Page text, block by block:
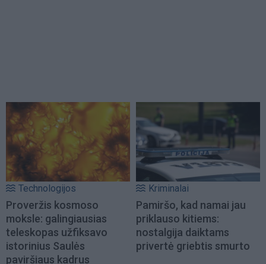
Technologijos
Proveržis kosmoso
moksle: galingiausias
teleskopas užfiksavo
istorinius Saulės
paviršiaus kadrus
Kriminalai
Pamiršo, kad namai jau
priklauso kitiems:
nostalgija daiktams
privertė griebtis smurto